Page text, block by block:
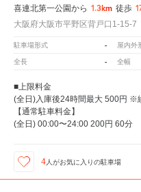
喜連北第一公園から 1.3km 徒歩
大阪府大阪市平野区背戸口1-15-7
駐車場形式 - 屋内外
全長 - 全幅
■上限料金
(全日)入庫後24時間最大 500円 ※
【通常駐車料金】
(全日) 00:00〜24:00 200円 60分
4人がお気に入りの駐車場